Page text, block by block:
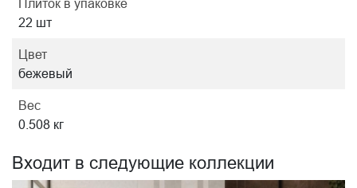
Плиток в упаковке
22 шт
Цвет
бежевый
Вес
0.508 кг
Входит в следующие коллекции